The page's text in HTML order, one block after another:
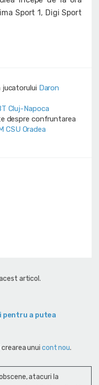
Sport 1, Digi Sport
jucatorului Daron
Cluj-Napoca
despre confruntarea
CSU Oradea
articol.
a putea
unui cont nou.
atacuri la